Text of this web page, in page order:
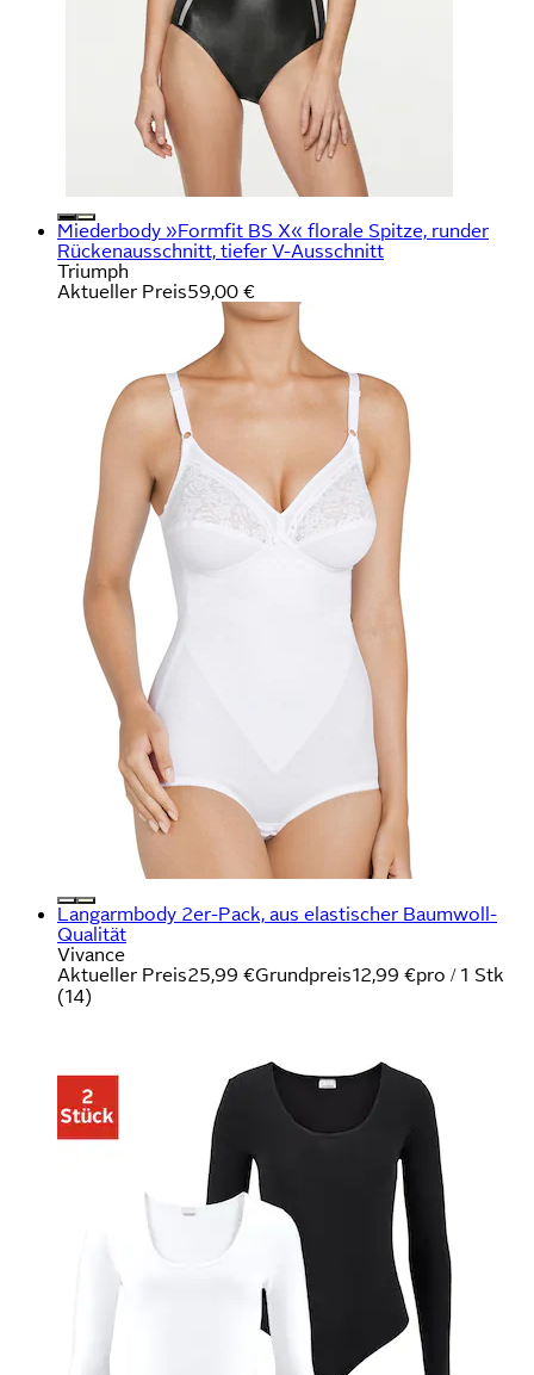
Miederbody »Formfit BS X« florale Spitze, runder
Rückenausschnitt, tiefer V-Ausschnitt
Triumph
Aktueller Preis59,00 €
Langarmbody 2er-Pack, aus elastischer Baumwoll-
Qualität
Vivance
Aktueller Preis25,99 €Grundpreis12,99 €pro / 1 Stk
(14)